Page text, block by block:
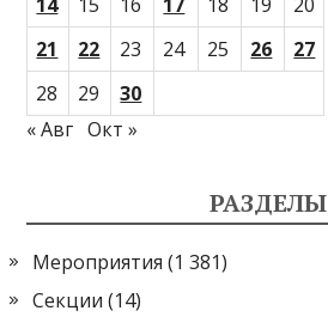
21
22 23 24 25 26
27
28
29
30
« Авг Окт »
РАЗДЕЛЫ
Мероприятия (1 381)
Секции (14)